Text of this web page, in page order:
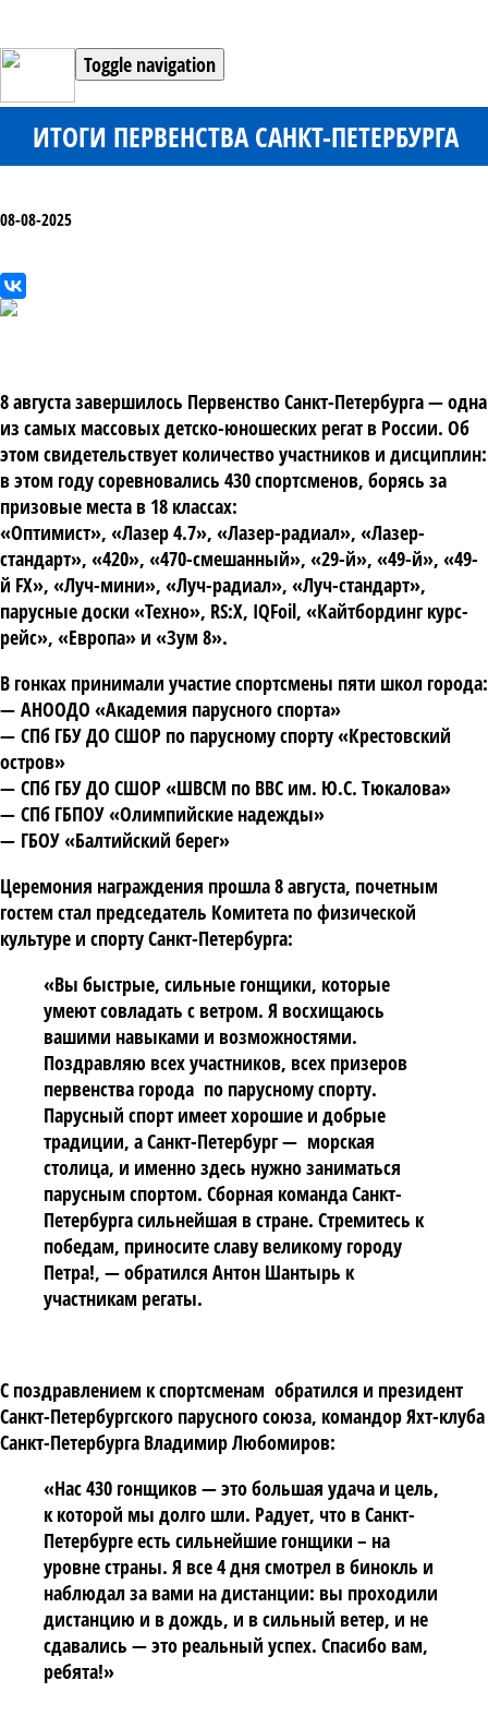
Toggle navigation
ИТОГИ ПЕРВЕНСТВА САНКТ-ПЕТЕРБУРГА
08-08-2025
8 августазавершилось Первенство Санкт-Петербурга— одна
из самых массовых детско-юношеских регат в России. Об
этом свидетельствует количество участников и дисциплин:
в этом году соревновались 430 спортсменов, борясь за
призовые места в 18 классах:
«Оптимист», «Лазер 4.7», «Лазер-радиал», «Лазер-
стандарт», «420», «470-смешанный», «29-й», «49-й», «49-
й FX», «Луч-мини», «Луч-радиал», «Луч-стандарт»,
парусные доски «Техно», RS:X, IQFoil, «Кайтбординг курс-
рейс», «Европа» и «Зум 8».
В гонках принимали участие спортсмены пяти школ города:
— АНООДО «Академия парусного спорта»
— СПб ГБУ ДО СШОР по парусному спорту «Крестовский
остров»
— СПб ГБУ ДО СШОР «ШВСМ по ВВС им. Ю.С. Тюкалова»
— СПб ГБПОУ «Олимпийские надежды»
— ГБОУ «Балтийский берег»
Церемония награждения прошла 8 августа, почетным
гостем стал председатель Комитета по физической
культуре и спорту Санкт-Петербурга:
«Вы быстрые, сильные гонщики, которые
умеют совладать с ветром. Я восхищаюсь
вашими навыками и возможностями.
Поздравляю всех участников, всех призеров
первенства города по парусному спорту.
Парусный спорт имеет хорошие и добрые
традиции, а Санкт-Петербург — морская
столица, и именно здесь нужно заниматься
парусным спортом. Сборная команда Санкт-
Петербурга сильнейшая в стране. Стремитесь к
победам, приносите славу великому городу
Петра!, — обратился Антон Шантырь к
участникам регаты.
С поздравлением к спортсменам обратился и президент
Санкт-Петербургского парусного союза, командор Яхт-клуба
Санкт-Петербурга Владимир Любомиров:
«Нас 430 гонщиков — это большая удача и цель,
к которой мы долго шли. Радует, что в Санкт-
Петербурге есть сильнейшие гонщики – на
уровне страны. Я все 4 дня смотрел в бинокль и
наблюдал за вами на дистанции: вы проходили
дистанцию и в дождь, и в сильный ветер, и не
сдавались — это реальный успех. Спасибо вам,
ребята!»